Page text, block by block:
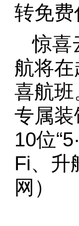
转免费
惊喜
航将在
喜航
专属
10位
Fi、升
网）